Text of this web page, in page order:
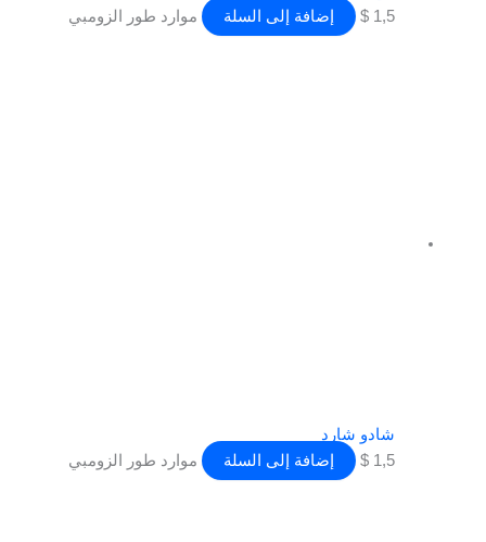
1,5
$ إضافة إلى السلة موارد طور الزومبي
شادو شارد
1,5
$ إضافة إلى السلة موارد طور الزومبي